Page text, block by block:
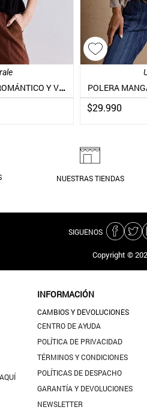
POLERA DETALLE ROMÁNTICO Y VUELOS
$29.990
NUESTRAS TIENDAS
SIGUENOS
Copyright ©
INFORMACIÓN
CAMBIOS Y DEVOLUCIONES
CENTRO DE AYUDA
POLÍTICA DE PRIVACIDAD
TÉRMINOS Y CONDICIONES
POLÍTICAS DE DESPACHO
GARANTÍA Y DEVOLUCIONES
NEWSLETTER